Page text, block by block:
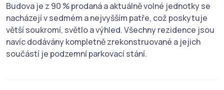
Budova je z 90 % prodaná a aktuálně volné jednotky se
nacházejí v sedmém a nejvyšším patře, což poskytuje
větší soukromí, světlo a výhled. Všechny rezidence jsou
navíc dodávány kompletně zrekonstruované a jejich
součástí je podzemní parkovací stání.